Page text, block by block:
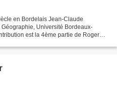
en Bordelais Jean-Claude
Université Bordeaux-
est la 4ème partie de Roger